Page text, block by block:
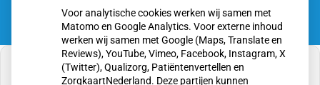
Voor analytische cookies werken wij samen met
Matomo en Google Analytics. Voor externe inhoud
werken wij samen met Google (Maps, Translate en
Reviews), YouTube, Vimeo, Facebook, Instagram, X
(Twitter), Qualizorg, Patiëntenvertellen en
ZorgkaartNederland. Deze partijen kunnen